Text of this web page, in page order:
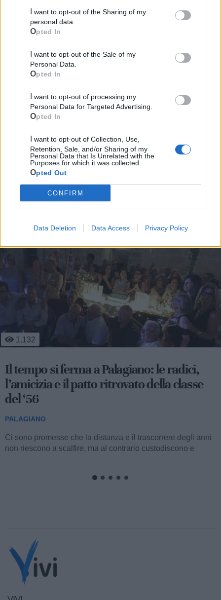
personal data.
Opted In
Personal Data.
Opted In
Personal Data for Targeted Advertising.
Opted In
Retention, Sale, and/or Sharing of my
Personal Data that Is Unrelated with the
Purposes for which it was collected.
Opted Out
CONFIRM
Data Deletion Data Access Privacy Policy
Cia Agricoltori Italiani | Puglia - Area Due
Mari
Due Mari
Le ultime notizie di Palagiano
1.132
Il tempo si ferma a Palagiano: le radici,
l’amicizia e il patto ritrovato della classe
del ‘56
PALAGIANO
Ci sono promesse che la distanza e il trascorrere degli anni
non riescono a scalfire, ma al contrario custodiscono e